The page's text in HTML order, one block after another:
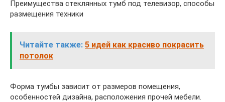
Преимущества стеклянных тумб под телевизор, способы
размещения техники
Читайте также: 5 идей как красиво покрасить
потолок
Форма тумбы зависит от размеров помещения,
особенностей дизайна, расположения прочей мебели.